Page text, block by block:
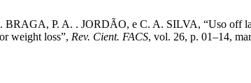
P. A. . JORDÃO, e C. A. SILVA, “Uso off
weight loss”, Rev. Cient. FACS, vol. 26, p. 01–14,